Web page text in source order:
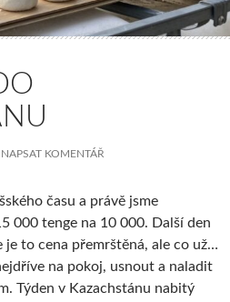
NAPSAT KOMENTÁŘ
času a právě jsme
000 tenge na 10 000. Další den
je to cena přemrštěná, ale co už…
na pokoj, usnout a naladit
Týden v Kazachstánu nabitý